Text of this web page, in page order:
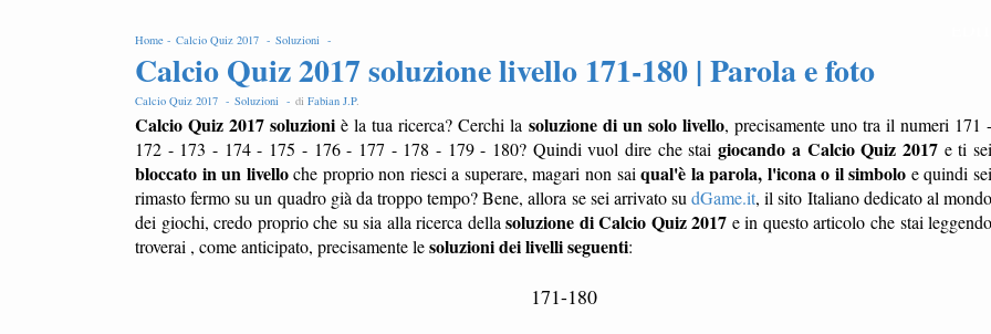
Home - Calcio Quiz 2017 - Soluzioni -
Calcio Quiz 2017 soluzione livello 171-180 | Parola e foto
Calcio Quiz 2017 - Soluzioni - di Fabian J.P.
Calcio Quiz 2017 soluzioni è la tua ricerca? Cerchi la soluzione di un solo livello, precisamente uno tra il numeri 171
172 - 173 - 174 - 175 - 176 - 177 - 178 - 179 - 180? Quindi vuol dire che staigiocando a Calcio Quiz 2017e ti
bloccato in un livelloche proprio non riesci a superare, magari non saiqual'è la parola, l'icona o il simbolo e quindi
rimasto fermo su un quadro già da troppo tempo? Bene, allora se sei arrivato sudGame.it, il sito Italiano dedicato al
dei giochi, credo proprio che su sia alla ricerca dellasoluzione di Calcio Quiz 2017 e in questo articolo che stai
troverai , come anticipato, precisamente lesoluzioni dei livelli seguenti:
171-180